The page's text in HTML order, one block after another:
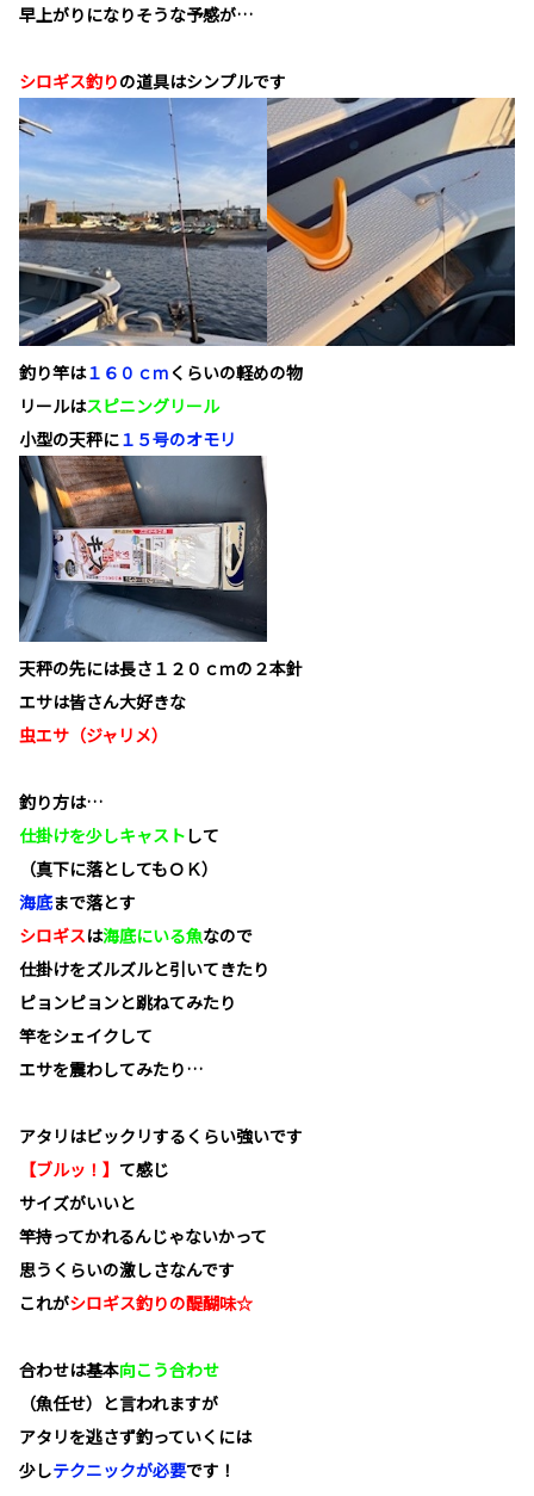
早上がりになりそうな予感が…
シロギス釣りの道具はシンプルです
釣り竿は１６０ｃｍ くらいの軽めの物
リールはスピニングリール
小型の天秤に１５号のオモリ
天秤の先には長さ１２０ｃｍの２本針
エサは皆さん大好きな
虫エサ（ジャリメ）
釣り方は…
仕掛けを少しキャスト して
（真下に落としてもＯＫ）
海底まで落とす
シロギスは海底にいる魚なので
仕掛けをズルズルと引いてきたり
ピョンピョンと跳ねてみたり
竿をシェイクして
エサを震わしてみたり…
アタリはビックリするくらい強いです
【ブルッ！】 て感じ
サイズがいいと
竿持ってかれるんじゃないかって
思うくらいの激しさなんです
これがシロギス釣りの醍醐味☆
合わせは基本向こう合わせ
（魚任せ）と言われますが
アタリを逃さず釣っていくには
少しテクニックが必要です！